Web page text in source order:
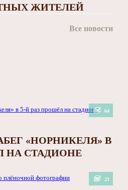
ЖИТЕЛЕЙ
Все новости
64
«НОРНИКЕЛЯ» В
НА СТАДИОНЕ
21